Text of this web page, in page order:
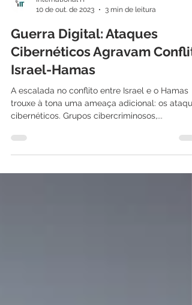
10 de out. de 2023
3 min de leitura
Guerra Digital: Ataques
Cibernéticos Agravam
Israel-Hamas
A escalada no conflito entre Israel e o Hamas
cibernéticos. Grupos cibercriminosos,...